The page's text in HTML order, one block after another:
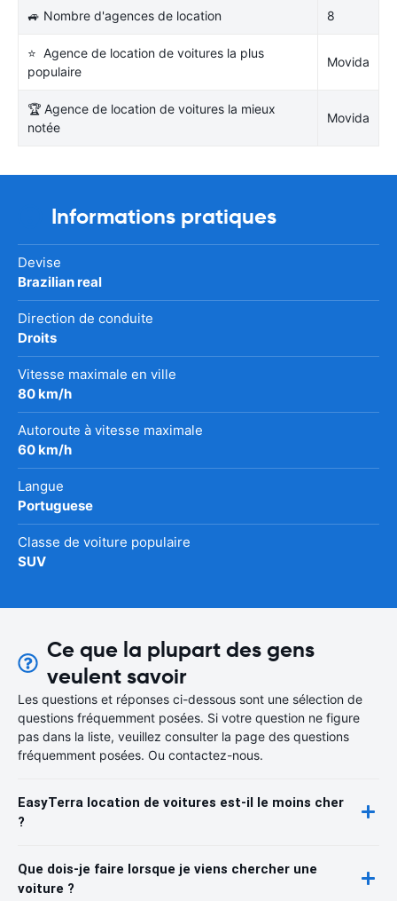
🚙 Nombre d'agences de location 8
⭐ Agence de location de voitures la plus
populaire
Movida
🏆 Agence de location de voitures la mieux
notée
Movida
Informations pratiques
Devise
Brazilian real
Direction de conduite
Droits
Vitesse maximale en ville
80 km/h
Autoroute à vitesse maximale
60 km/h
Langue
Portuguese
Classe de voiture populaire
SUV
Ce que la plupart des gens
veulent savoir
Les questions et réponses ci-dessous sont une sélection de
questions fréquemment posées. Si votre question ne figure
pas dans la liste, veuillez consulter la page des questions
fréquemment posées. Ou contactez-nous.
EasyTerra location de voitures est-il le moins cher
?
Que dois-je faire lorsque je viens chercher une
voiture ?